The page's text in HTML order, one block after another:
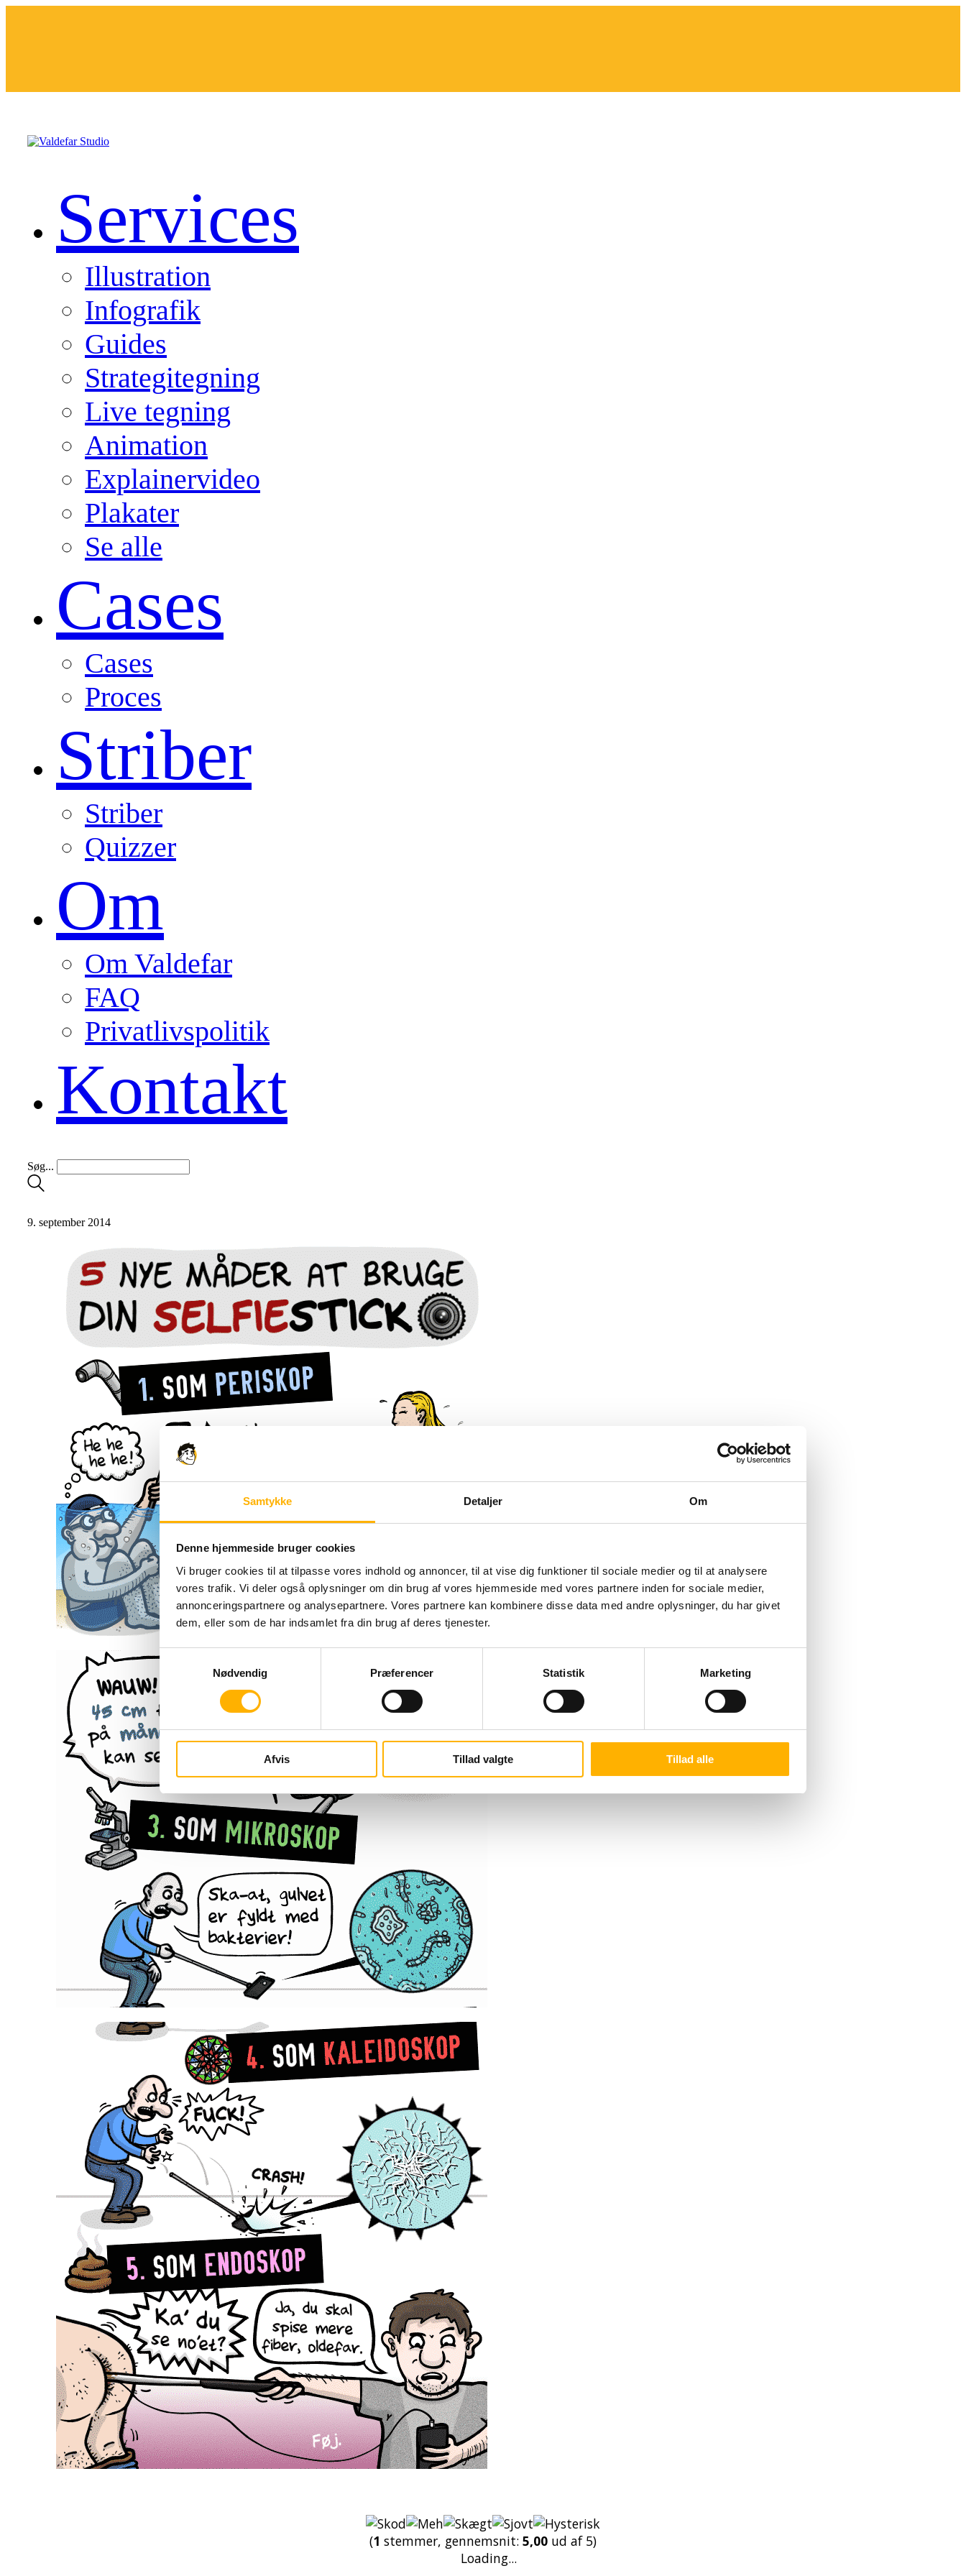
Samtykke Detaljer Om
Denne hjemmeside bruger cookies
Vi bruger cookies til at tilpasse vores indhold og annoncer, til at vise dig funktioner til sociale medier og til at analysere
vores trafik. Vi deler også oplysninger om din brug af vores hjemmeside med vores partnere inden for sociale medier,
annonceringspartnere og analysepartnere. Vores partnere kan kombinere disse data med andre oplysninger, du har givet
dem, eller som de har indsamlet fra din brug af deres tjenester.
Samtykkevalg
Nødvendig
Præferencer Statistik Marketing
Afvis Tillad valgte Tillad alle
Services
Illustration
Infografik
Guides
Strategitegning
Live tegning
Animation
Explainervideo
Plakater
Se alle
Cases
Cases
Proces
Striber
Striber
Quizzer
Om
Om Valdefar
FAQ
Privatlivspolitik
Kontakt
Søg...
9. september 2014
(1 stemmer, gennemsnit: 5,00 ud af 5)
Loading...